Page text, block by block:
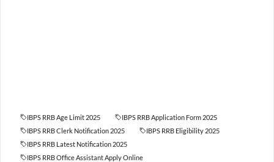
IBPS RRB Age Limit 2025
IBPS RRB Application Form 2025
IBPS RRB Clerk Notification 2025
IBPS RRB Eligibility 2025
IBPS RRB Latest Notification 2025
IBPS RRB Office Assistant Apply Online